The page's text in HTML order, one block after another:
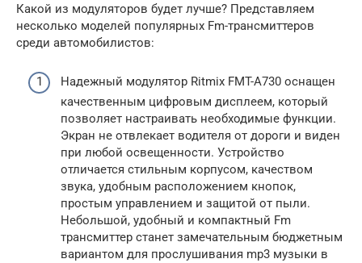
Какой из модуляторов будет лучше? Представляем
несколько моделей популярных Fm-трансмиттеров
среди автомобилистов:
Надежный модулятор Ritmix FMT-A730 оснащен
качественным цифровым дисплеем, который
позволяет настраивать необходимые функции.
Экран не отвлекает водителя от дороги и виден
при любой освещенности. Устройство
отличается стильным корпусом, качеством
звука, удобным расположением кнопок,
простым управлением и защитой от пыли.
Небольшой, удобный и компактный Fm
трансмиттер станет замечательным бюджетным
вариантом для прослушивания mp3 музыки в